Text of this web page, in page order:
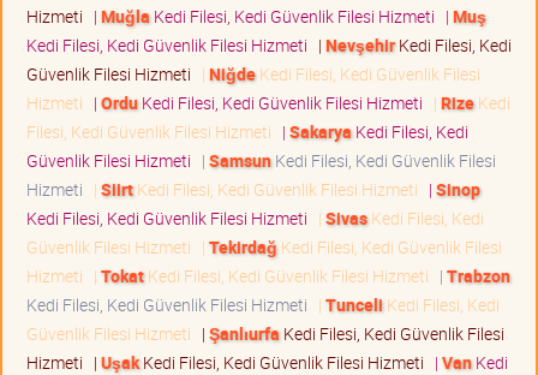
Hizmeti | Muğla Kedi Filesi, Kedi Güvenlik Filesi Hizmeti | Muş
Kedi Filesi, Kedi Güvenlik Filesi Hizmeti | NevşehirKedi Filesi, Kedi
Güvenlik Filesi Hizmeti | NiğdeKedi Filesi, Kedi Güvenlik Filesi
Hizmeti | OrduKedi Filesi, Kedi Güvenlik Filesi Hizmeti | RizeKedi
Filesi, Kedi Güvenlik Filesi Hizmeti | Sakarya Kedi Filesi, Kedi
Güvenlik Filesi Hizmeti | SamsunKedi Filesi, Kedi Güvenlik Filesi
Hizmeti | SiirtKedi Filesi, Kedi Güvenlik Filesi Hizmeti | Sinop
Kedi Filesi, Kedi Güvenlik Filesi Hizmeti | SivasKedi Filesi, Kedi
Güvenlik Filesi Hizmeti | Tekirdağ Kedi Filesi, Kedi Güvenlik Filesi
Hizmeti | TokatKedi Filesi, Kedi Güvenlik Filesi Hizmeti | Trabzon
Kedi Filesi, Kedi Güvenlik Filesi Hizmeti | Tunceli Kedi Filesi, Kedi
Güvenlik Filesi Hizmeti | Şanlıurfa Kedi Filesi, Kedi Güvenlik Filesi
Hizmeti | UşakKedi Filesi, Kedi Güvenlik Filesi Hizmeti | VanKedi